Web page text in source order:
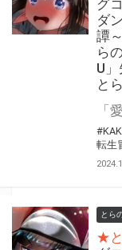
グ
ダ
譚
ら
U
と
転生
とら
★